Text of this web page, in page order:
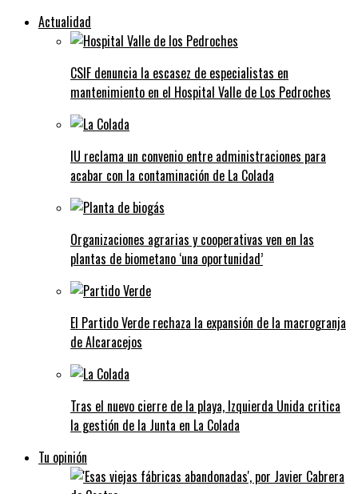
Actualidad
CSIF denuncia la escasez de especialistas en
mantenimiento en el Hospital Valle de Los Pedroches
IU reclama un convenio entre administraciones para
acabar con la contaminación de La Colada
Organizaciones agrarias y cooperativas ven en las
plantas de biometano ‘una oportunidad’
El Partido Verde rechaza la expansión de la macrogranja
de Alcaracejos
Tras el nuevo cierre de la playa, Izquierda Unida critica
la gestión de la Junta en La Colada
Tu opinión